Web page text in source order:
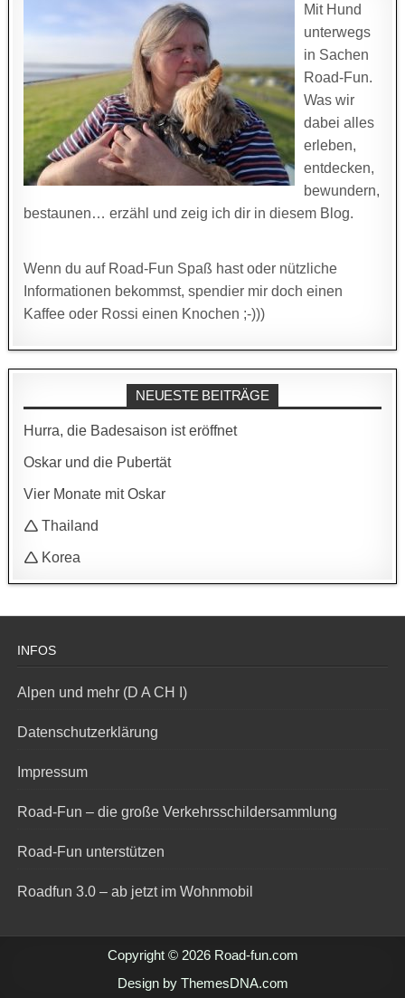
Mit Hund
unterwegs
in Sachen
Road-Fun.
Was wir
dabei alles
erleben,
entdecken,
bewundern,
bestaunen… erzähl und zeig ich dir in diesem Blog.
Wenn du auf Road-Fun Spaß hast oder nützliche
Informationen bekommst, spendier mir doch einen
Kaffee oder Rossi einen Knochen ;-)))
NEUESTE BEITRÄGE
Hurra, die Badesaison ist eröffnet
Oskar und die Pubertät
Vier Monate mit Oskar
🛆 Thailand
🛆 Korea
INFOS
Alpen und mehr (D A CH I)
Datenschutzerklärung
Impressum
Road-Fun – die große Verkehrsschildersammlung
Road-Fun unterstützen
Roadfun 3.0 – ab jetzt im Wohnmobil
Copyright © 2026 Road-fun.com
Design by ThemesDNA.com